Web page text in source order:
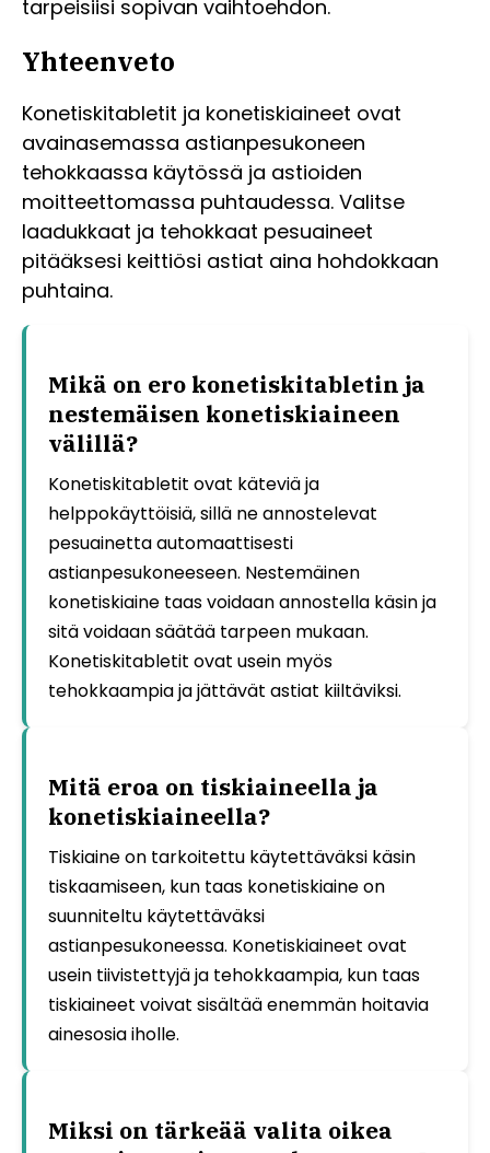
tarpeisiisi sopivan vaihtoehdon.
Yhteenveto
Konetiskitabletit ja konetiskiaineet ovat
avainasemassa astianpesukoneen
tehokkaassa käytössä ja astioiden
moitteettomassa puhtaudessa. Valitse
laadukkaat ja tehokkaat pesuaineet
pitääksesi keittiösi astiat aina hohdokkaan
puhtaina.
Mikä on ero konetiskitabletin ja
nestemäisen konetiskiaineen
välillä?
Konetiskitabletit ovat käteviä ja
helppokäyttöisiä, sillä ne annostelevat
pesuainetta automaattisesti
astianpesukoneeseen. Nestemäinen
konetiskiaine taas voidaan annostella käsin ja
sitä voidaan säätää tarpeen mukaan.
Konetiskitabletit ovat usein myös
tehokkaampia ja jättävät astiat kiiltäviksi.
Mitä eroa on tiskiaineella ja
konetiskiaineella?
Tiskiaine on tarkoitettu käytettäväksi käsin
tiskaamiseen, kun taas konetiskiaine on
suunniteltu käytettäväksi
astianpesukoneessa. Konetiskiaineet ovat
usein tiivistettyjä ja tehokkaampia, kun taas
tiskiaineet voivat sisältää enemmän hoitavia
ainesosia iholle.
Miksi on tärkeää valita oikea